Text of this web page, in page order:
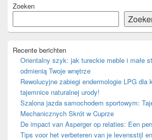
zijbalk
gebied
Zoeken
Recente berichten
Orientalny szyk: jak tureckie meble i małe
odmienią Twoje wnętrze
Rewolucyjne zabiegi endermologie LPG dla
tajemnice naturalnej urody!
Szalona jazda samochodem sportowym:
Mechanicznych Skrót w Cuprze
De impact van Asperger op relaties: Een
Tips voor het verbeteren van je levensstijl